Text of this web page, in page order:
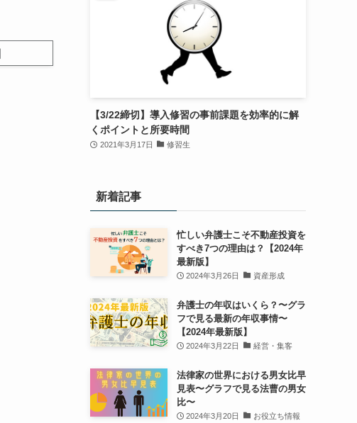
【3/22締切】導入修習の事前課題を効率的に解
くポイントと所要時間
2021年3月17日 修習生
新着記事
忙しい弁護士こそ不動産投資を
すべき7つの理由は？【2024年
最新版】
2024年3月26日 資産形成
弁護士の年収はいくら？〜グラ
フで見る最新の年収事情〜
【2024年最新版】
2024年3月22日 経営・集客
法律家の世界における男女比早
見表〜グラフで見る法曹の男女
比〜
2024年3月20日 お役立ち情報